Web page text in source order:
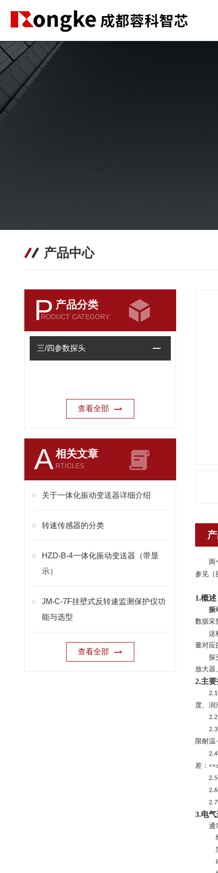
产品中心
P 产品分类
RODUCT CATEGORY
三/四参数探头
查看全部
A相关文章
RTICLES
关于一体化振动变送器详细介绍
转速传感器的分类
HZD-B-4一体化振动变送器（带显
示）
JM-C-7F挂壁式反转速监测保护仪功
能与选型
查看全部
两
参见［
1.概述
振
数据采
这
量对应
探
放大器
2.主
2.1
度、润
2.2
2.3
限耐温
2.4
差： <=
2.5
2.6
2.7
3.电
通